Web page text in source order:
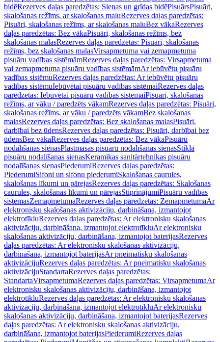
bidēRezerves daļas paredzētas: Sienas un grīdas bidēPisuārsPisuāri,
skalošanas režīms, ar skalošanas maluRezerves daļas paredzētas:
Pisuāri, skalošanas režīms, ar skalošanas maluBez vākaRezerves
daļas paredzētas: Bez vākaPisuāri, skalošanas režīms, bez
skalošanas malasRezerves daļas paredzētas: Pisuāri, skalošanas
režīms, bez skalošanas malasVirsapmetuma vai zemapmetuma
pisuāru vadības sistēmāmRezerves daļas paredzētas: Virsapmetuma
vai zemapmetuma pisuāru vadības sistēmāmAr iebūvētu pisuāru
vadības sistēmuRezerves daļas paredzētas: Ar iebūvētu pisuāru
vadības sistēmuIebūvētai pisuāru vadības sistēmaiRezerves daļas
paredzētas: Iebūvētai pisuāru vadības sistēmaiPisuāri, skalošanas
režīms, ar vāku / paredzēts vākamRezerves daļas paredzētas: Pisuāri,
skalošanas režīms, ar vāku / paredzēts vākamBez skalošanas
malasRezerves daļas paredzētas: Bez skalošanas malasPisuāri,
darbībai bez ūdensRezerves daļas paredzētas: Pisuāri, darbībai bez
ūdensBez vākaRezerves daļas paredzētas: Bez vākaPisuāru
nodalīšanas sienasPlastmasas pisuāru nodalīšanas sienasStikla
pisuāru nodalīšanas sienasKeramikas sanitārtehnikas pisuāru
nodalīšanas sienasPiederumiRezerves daļas paredzētas:
PiederumiSifoni un sifonu piederumiSkalošanas caurules,
skalošanas līkumi un pārejasRezerves daļas paredzētas: Skalošanas
caurules, skalošanas līkumi un pārejasStiprinājumiPisuāru vadības
sistēmasZemapmetumaRezerves daļas paredzētas: ZemapmetumaAr
elektronisku skalošanas aktivizāciju, darbināšana, izmantojot
elektrotīkluRezerves daļas paredzētas: Ar elektronisku skalošanas
aktivizāciju, darbināšana, izmantojot elektrotīkluAr elektronisku
skalošanas aktivizāciju, darbināšana, izmantojot baterijasRezerves
daļas paredzētas: Ar elektronisku skalošanas aktivizāciju,
darbināšana, izmantojot baterijasAr pneimatisku skalošanas
aktivizācijuRezerves daļas paredzētas: Ar pneimatisku skalošanas
aktivizācijuStandartaRezerves daļas paredzētas:
StandartaVirsapmetumaRezerves daļas paredzētas: VirsapmetumaAr
elektronisku skalošanas aktivizāciju, darbināšana, izmantojot
elektrotīkluRezerves daļas paredzētas: Ar elektronisku skalošanas
aktivizāciju, darbināšana, izmantojot elektrotīkluAr elektronisku
skalošanas aktivizāciju, darbināšana, izmantojot baterijasRezerves
daļas paredzētas: Ar elektronisku skalošanas aktivizāciju,
darbināšana, izmantojot baterijasPiederumiRezerves daļas